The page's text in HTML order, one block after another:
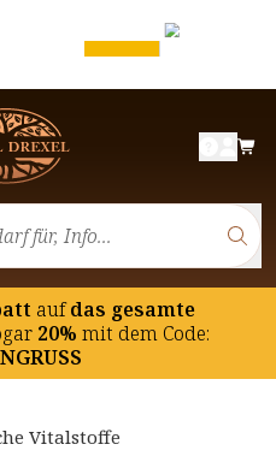
aufdas gesamte
20% mit dem Code:
Vitalstoffe